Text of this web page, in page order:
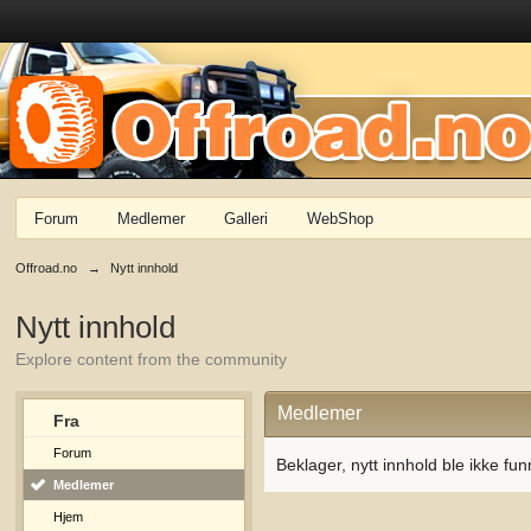
Forum Medlemer Galleri WebShop
Offroad.no → Nytt innhold
Nytt innhold
Explore content from the community
Fra
Forum
Medlemer
Hjem
Medlemer
Beklager, nytt innhold ble ikke